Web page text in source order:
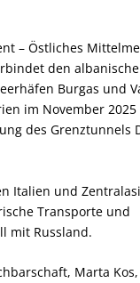
– Östliches
den
Burgas und
im November
des Grenztunnels
Italien und
Transporte und
mit Russland.
Marta